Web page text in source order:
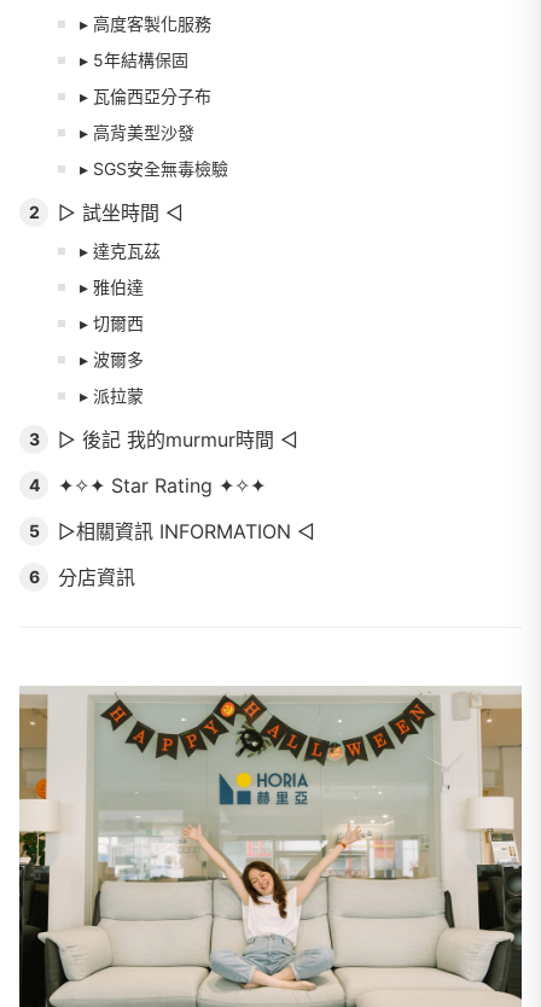
▸ 高度客製化服務
▸ 5年結構保固
▸ 瓦倫西亞分子布
▸ 高背美型沙發
▸ SGS安全無毒檢驗
2 ▻ 試坐時間 ◅
▸ 達克瓦茲
▸ 雅伯達
▸ 切爾西
▸ 波爾多
▸ 派拉蒙
3 ▻ 後記 我的murmur時間 ◅
4 ✦✧✦ Star Rating ✦✧✦
5 ▻相關資訊 INFORMATION ◅
6 分店資訊